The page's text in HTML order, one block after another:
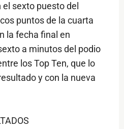
sexto puesto del
puntos de la cuarta
la fecha final en
a minutos del podio
los Top Ten, que lo
y con la nueva